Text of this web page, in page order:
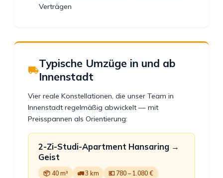
Verträgen
Typische Umzüge in und ab
Innenstadt
Vier reale Konstellationen, die unser Team in
Innenstadt regelmäßig abwickelt — mit
Preisspannen als Orientierung:
2-Zi-Studi-Apartment Hansaring →
Geist
📦 40 m³ 🚛 3 km 💶 780 – 1.080 €